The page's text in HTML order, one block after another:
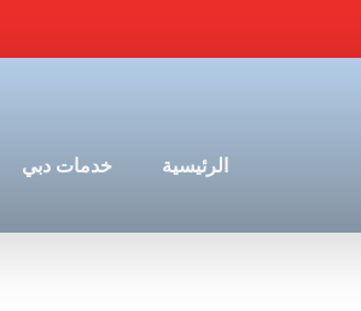
الرئيسية خدمات دبي